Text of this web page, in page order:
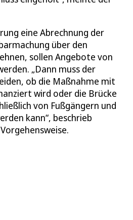
eine Abrechnung der
über den
sollen Angebote von
„Dann muss der
ob die Maßnahme mit
wird oder die Brücke
von Fußgängern und
kann“, beschrieb